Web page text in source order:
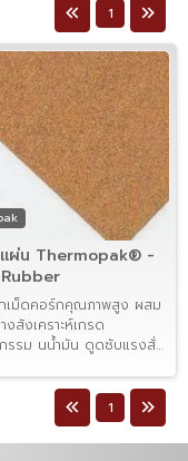
1
แผ่น Thermopak® -
เม็ดคอร์กคุณภาพสูง ผสม
งสังเคราะห์เกรด
รรม นน้ำมัน ดูดซับแรงสั่น
1